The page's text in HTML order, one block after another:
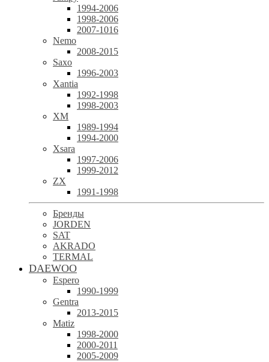
1994-2006
1998-2006
2007-1016
Nemo
2008-2015
Saxo
1996-2003
Xantia
1992-1998
1998-2003
XM
1989-1994
1994-2000
Xsara
1997-2006
1999-2012
ZX
1991-1998
Бренды
JORDEN
SAT
AKRADO
TERMAL
DAEWOO
Espero
1990-1999
Gentra
2013-2015
Matiz
1998-2000
2000-2011
2005-2009